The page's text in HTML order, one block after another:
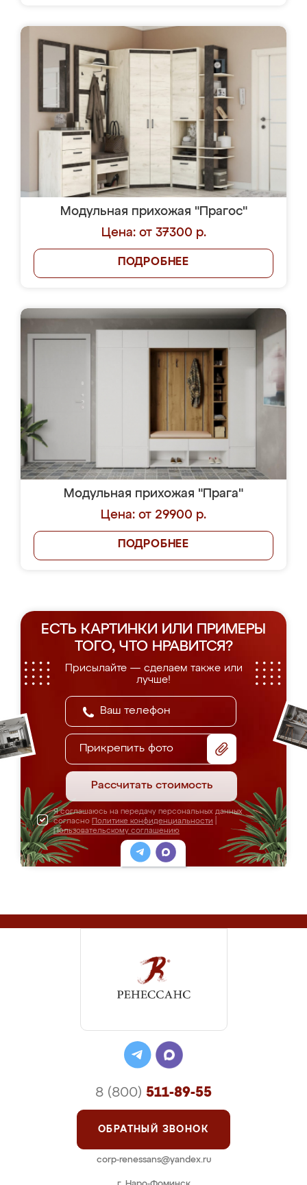
Модульная прихожая "Прагос"
Цена: от 37300 р.
ПОДРОБНЕЕ
Модульная прихожая "Прага"
Цена: от 29900 р.
ПОДРОБНЕЕ
ЕСТЬ КАРТИНКИ ИЛИ ПРИМЕРЫ
ТОГО, ЧТО НРАВИТСЯ?
Присылайте — сделаем также или
лучше!
Прикрепить фото
Рассчитать стоимость
Я соглашаюсь на передачу персональных данных
согласно Политике конфиденциальности
Пользовательскому соглашению
8 (800) 511-89-55
ОБРАТНЫЙ ЗВОНОК
corp-renessans@yandex.ru